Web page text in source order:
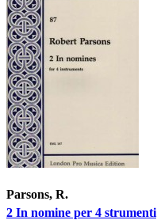
Parsons, R.
2 In nomine per 4 strumenti